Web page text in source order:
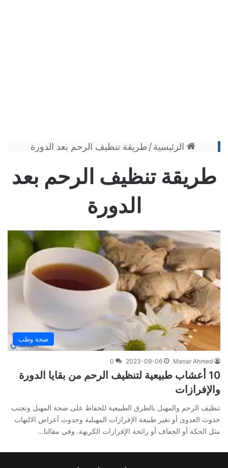
الرئيسية / طريقة تنظيف الرحم بعد الدورة
طريقة تنظيف الرحم بعد
الدورة
صحة وطب
Manar Ahmed
2023-09-06
0
10 أعشاب طبيعية لتنظيف الرحم من بقايا الدورة
والإفرازات
تنظيف الرحم والمهبل بالطرق الطبيعية للحفاظ على صحة المهبل وتجنب
حدوث العدوى أو تغير طبيعة الإفرازات المهبلية وحدوث أعراض الالتهاب
مثل الحكة أو الجفاف أو رائحة الإفرازات الكريهة. وفي مقالنا…